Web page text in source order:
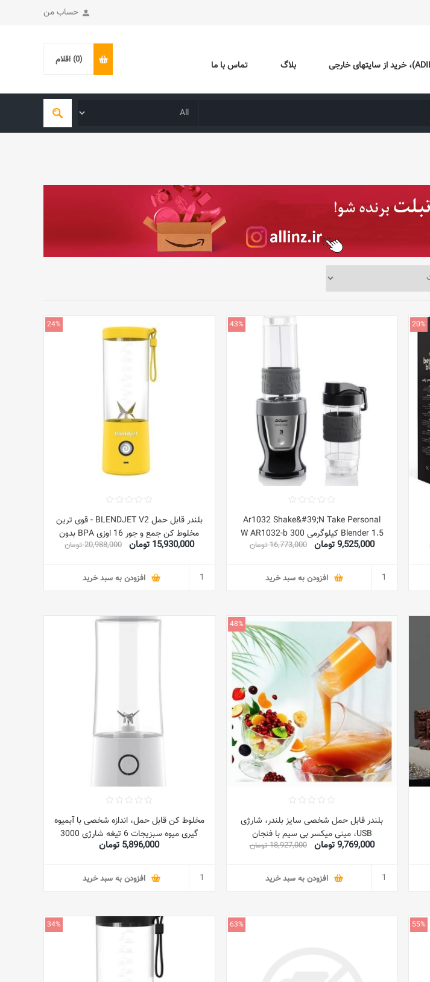
حساب من
بلاگ تماس با ما (0) اقلام
20%
43%
Ar1032 Shake&#39;N Take Personal
Blender 1.5 کیلوگرمی 300 W AR1032-b
مشکی
9,525,000 تومان 16,773,000 تومان
افزودن به سبد خرید
24%
بلندر قابل حمل BLENDJET V2 - قوی ترین
مخلوط کن جمع و جور 16 اوزی BPA بدون
BPA - عسل 15,930,000 تومان 20,988,000 تومان
افزودن به سبد خرید
48%
بلندر قابل حمل شخصی سایز بلندر، شارژی
USB، مینی میکسر بی سیم با فنجان
9,769,000 تومان 18,927,000 تومان
افزودن به سبد خرید
مخلوط کن قابل حمل، اندازه شخصی با آبمیوه
گیری میوه سبزیجات 6 تیغه شارژی 3000
میلی آمپر ساعتی، برای شیک و اسموتی مینی
آشپزخانه ورزشی مسافرتی در منزل (سفید)
5,896,000 تومان
افزودن به سبد خرید
55%
63%
34%